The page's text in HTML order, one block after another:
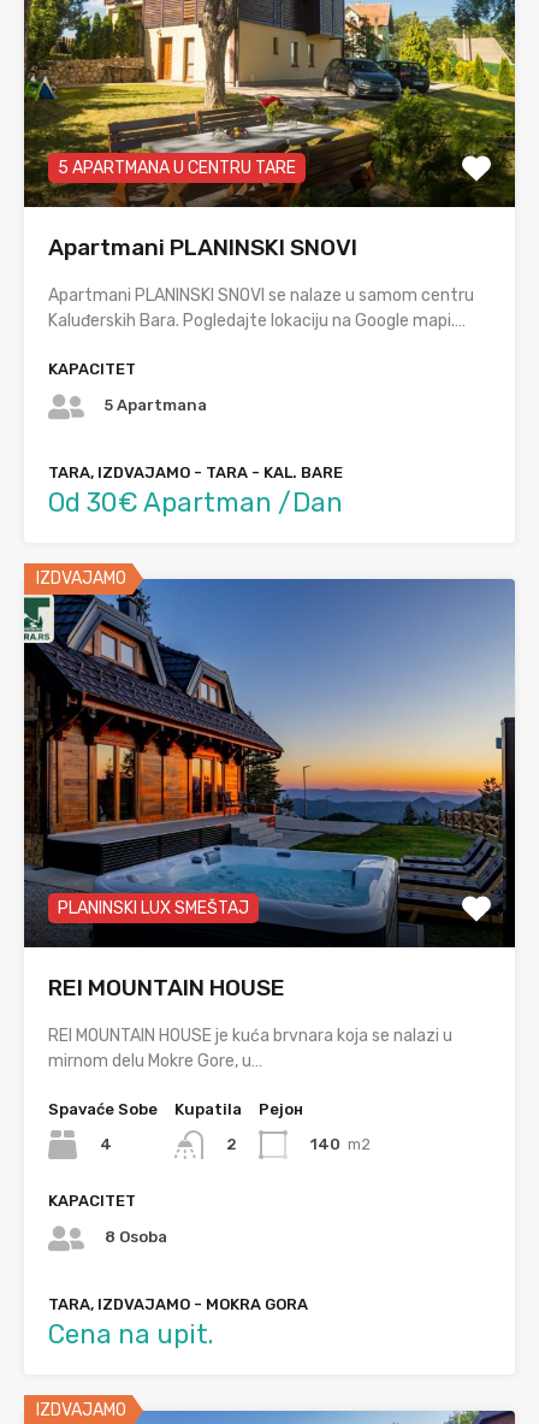
5 APARTMANA U CENTRU TARE
Apartmani PLANINSKI SNOVI
Apartmani PLANINSKI SNOVI se nalaze u samom centru
Kaluđerskih Bara. Pogledajte lokaciju na Google mapi.…
KAPACITET
5 Apartmana
TARA, IZDVAJAMO - TARA - KAL. BARE
Od 30€ Apartman /Dan
IZDVAJAMO
PLANINSKI LUX SMEŠTAJ
REI MOUNTAIN HOUSE
REI MOUNTAIN HOUSE je kuća brvnara koja se nalazi u
mirnom delu Mokre Gore, u…
Spavaće Sobe
4
Kupatila
2
Рејон
140 m2
KAPACITET
8 Osoba
TARA, IZDVAJAMO - MOKRA GORA
Cena na upit.
IZDVAJAMO